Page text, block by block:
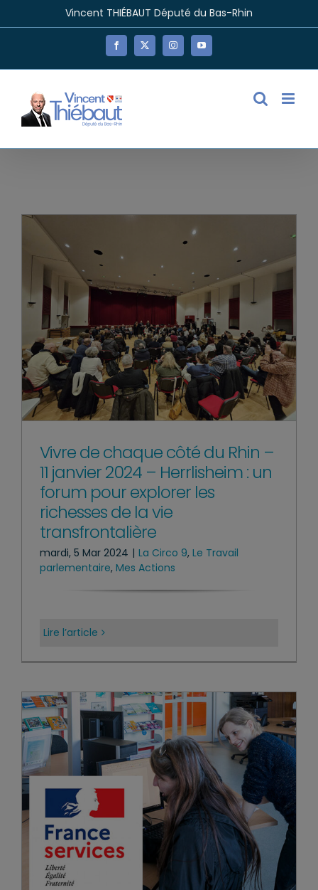
Vincent THIÉBAUT Député du Bas-Rhin
Facebook
X InstagramYouTube
Vivre de chaque côté du Rhin –
11 janvier 2024 – Herrlisheim : un
forum pour explorer les
richesses de la vie
transfrontalière
mardi, 5 Mar 2024 | La Circo 9, Le Travail
parlementaire, Mes Actions
Lire l’article